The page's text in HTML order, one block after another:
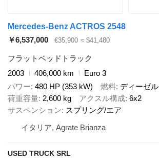
Mercedes-Benz ACTROS 2548
￥6,537,000
€35,900 ≈ $41,480
フラットベッドトラック
2003
406,000 km
Euro 3
パワー 480 HP (353 kW) 燃料 ディーゼル
荷重容量 2,600 kg アクスル構成 6x2
サスペンション
スプリング/エア
イタリア, Agrate Brianza
USED TRUCK SRL